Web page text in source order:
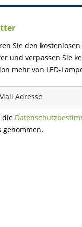
Sie den kostenlosen
und verpassen Sie
mehr von LED-
die
genommen.